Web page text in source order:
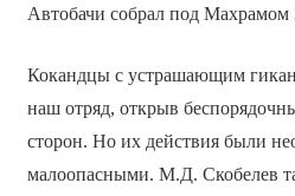
Автобачи собрал под Махрамом
Кокандцы с устрашающим
наш отряд, открыв
сторон. Но их действия были
малоопасными. М.Д. Скобелев